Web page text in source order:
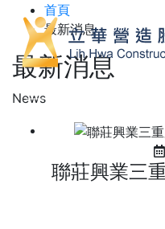
首頁
最新消息
最新消息
News
聯莊興業三